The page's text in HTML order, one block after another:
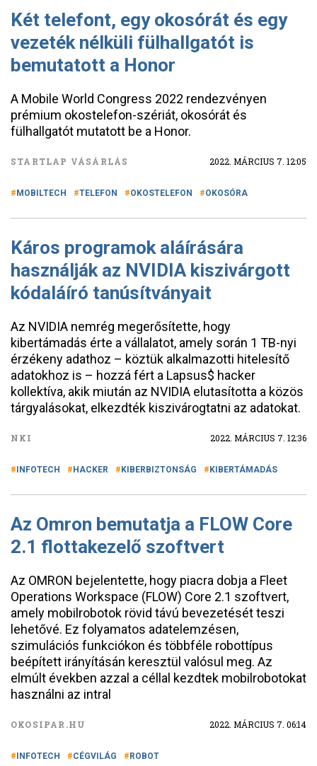
Két telefont, egy okosórát és egy
vezeték nélküli fülhallgatót is
bemutatott a Honor
A Mobile World Congress 2022 rendezvényen
prémium okostelefon-szériát, okosórát és
fülhallgatót mutatott be a Honor.
STARTLAP VÁSÁRLÁS 2022. MÁRCIUS 7. 12:05
MOBILTECH TELEFON OKOSTELEFON OKOSÓRA
Káros programok aláírására
használják az NVIDIA kiszivárgott
kódaláíró tanúsítványait
Az NVIDIA nemrég megerősítette, hogy
kibertámadás érte a vállalatot, amely során 1 TB-nyi
érzékeny adathoz – köztük alkalmazotti hitelesítő
adatokhoz is – hozzá fért a Lapsus$ hacker
kollektíva, akik miután az NVIDIA elutasította a közös
tárgyalásokat, elkezdték kiszivárogtatni az adatokat.
NKI 2022. MÁRCIUS 7. 12:36
INFOTECH HACKER KIBERBIZTONSÁG KIBERTÁMADÁS
Az Omron bemutatja a FLOW Core
2.1 flottakezelő szoftvert
Az OMRON bejelentette, hogy piacra dobja a Fleet
Operations Workspace (FLOW) Core 2.1 szoftvert,
amely mobilrobotok rövid távú bevezetését teszi
lehetővé. Ez folyamatos adatelemzésen,
szimulációs funkciókon és többféle robottípus
beépített irányításán keresztül valósul meg. Az
elmúlt években azzal a céllal kezdtek mobilrobotokat
használni az intral
OKOSIPAR.HU 2022. MÁRCIUS 7. 06:14
INFOTECH CÉGVILÁG ROBOT